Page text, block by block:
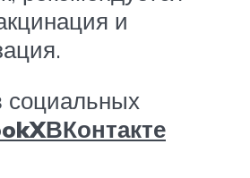
и
социальных
XВКонтакте